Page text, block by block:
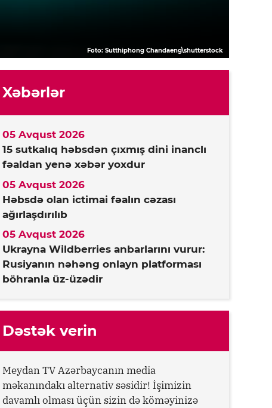
Foto: Sutthiphong Chandaeng\shutterstock
Xəbərlər
15 sutkalıq həbsdən çıxmış dini inanclı
fəaldan yenə xəbər yoxdur
05 Avqust 2026
Həbsdə olan ictimai fəalın cəzası
ağırlaşdırılıb
05 Avqust 2026
Ukrayna Wildberries anbarlarını vurur:
Rusiyanın nəhəng onlayn platforması
böhranla üz-üzədir
05 Avqust 2026
Dəstək verin
Meydan TV Azərbaycanın media
məkanındakı alternativ səsidir! İşimizin
davamlı olması üçün sizin də köməyinizə